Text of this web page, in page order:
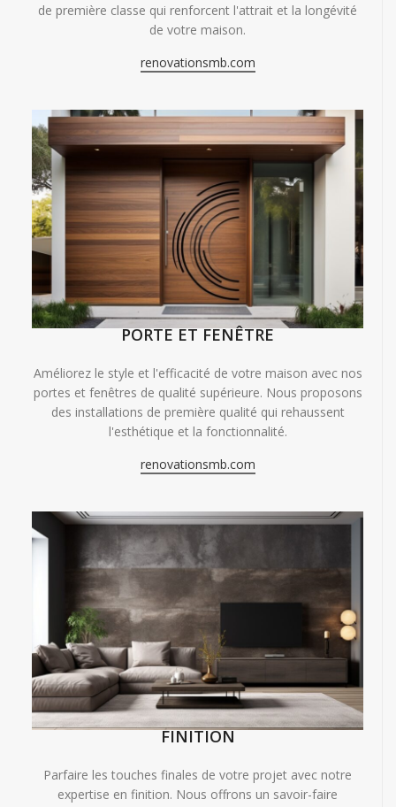
de première classe qui renforcent l'attrait et la longévité
de votre maison.
renovationsmb.com
PORTE ET FENÊTRE
Améliorez le style et l'efficacité de votre maison avec nos
portes et fenêtres de qualité supérieure. Nous proposons
des installations de première qualité qui rehaussent
l'esthétique et la fonctionnalité.
renovationsmb.com
FINITION
Parfaire les touches finales de votre projet avec notre
expertise en finition. Nous offrons un savoir-faire